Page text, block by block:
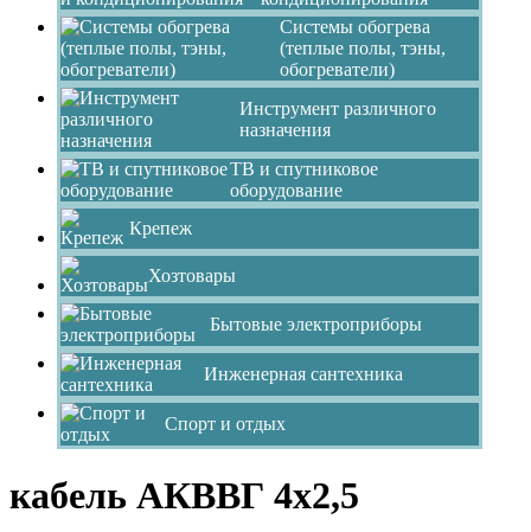
Системы обогрева
(теплые полы, тэны,
обогреватели)
Инструмент различного
назначения
ТВ и спутниковое
оборудование
Крепеж
Хозтовары
Бытовые электроприборы
Инженерная сантехника
Спорт и отдых
кабель АКВВГ 4х2,5